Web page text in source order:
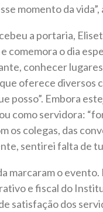
momento da
a portaria,
comemora o dia
conhecer
oferece diversos
posso”. Embora
como servidora:
os colegas, das
sentirei falta de
marcaram o
e fiscal do
satisfação dos